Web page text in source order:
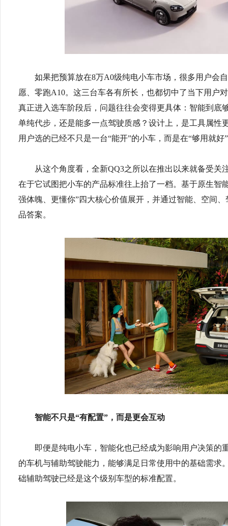
如果把预算放在8万A0级纯电小车市场，很多用户会
愿、零跑A10。这三台车各有所长，也都切中了当下用户
真正进入选车阶段后，问题往往会变得更具体：智能到底
单纯代步，还是能多一点驾驶质感？设计上，是工具属性
用户选的已经不只是一台“能开”的小车，而是在“够用就好
从这个角度看，全新QQ3之所以在推出以来就备受关
在于它试图把小车的产品标准往上抬了一档。基于原生智
强体魄、更懂你”四大核心价值展开，并通过智能、空间
品答案。
智能不只是“有配置”，而是更会互动
即便是纯电小车，智能化也已经成为影响用户决策的
的车机与辅助驾驶能力，能够满足日常使用中的基础需求
础辅助驾驶已经是这个级别车型的标准配置。